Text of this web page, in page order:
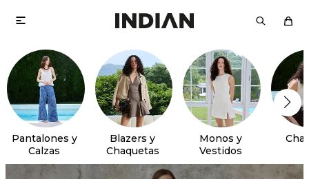

Pantalones y
Calzas
Blazers y
Chaquetas
Monos y
Vestidos